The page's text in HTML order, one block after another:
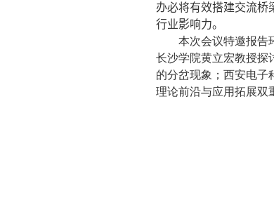
办必将有效搭建交流桥
行业影响力。
本次会议特邀报告
长沙学院黄立宏教授探
的分岔现象；西安电子
理论前沿与应用拓展双